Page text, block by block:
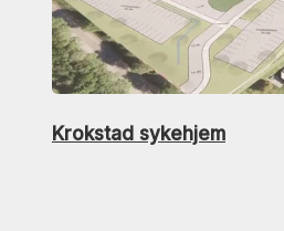
Krokstad sykehjem